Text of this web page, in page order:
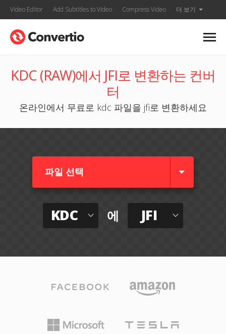
Video Editor Add Subtitles to Video Compress Video 더 보기
KDC (RAW)에서 JFI로 변환하는 컨버
터
온라인에서 무료로 kdc 파일을 jfi로 변환하세요
파일 선택
KDC 에 JFI